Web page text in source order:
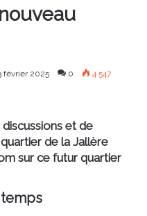
février 2025 0 4 547
discussions et de
de la Jallère
sur ce futur quartier